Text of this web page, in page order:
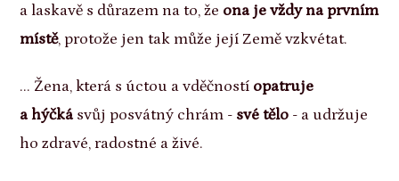
a laskavě s důrazem na to, že ona je vždy na prvním
místě, protože jen tak může její Země vzkvétat.
... Žena, která s úctou a vděčností opatruje
a hýčkásvůj posvátný chrám - své tělo - a udržuje
ho zdravé, radostné a živé.